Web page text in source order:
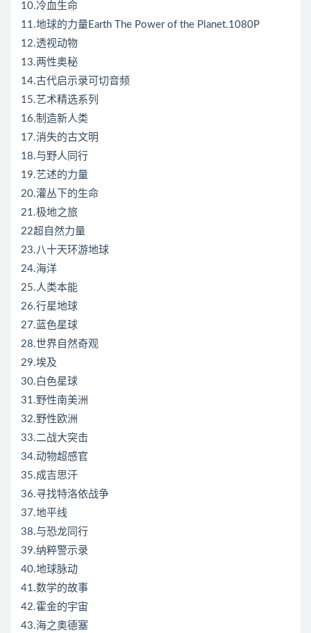
10.冷血生命
11.地球的力量Earth The Power of the Planet.1080P
12.透视动物
13.两性奥秘
14.古代启示录可切音频
15.艺术精选系列
16.制造新人类
17.消失的古文明
18.与野人同行
19.艺述的力量
20.灌丛下的生命
21.极地之旅
22超自然力量
23.八十天环游地球
24.海洋
25.人类本能
26.行星地球
27.蓝色星球
28.世界自然奇观
29.埃及
30.白色星球
31.野性南美洲
32.野性欧洲
33.二战大突击
34.动物超感官
35.成吉思汗
36.寻找特洛依战争
37.地平线
38.与恐龙同行
39.纳粹警示录
40.地球脉动
41.数学的故事
42.霍金的宇宙
43.海之奥德塞